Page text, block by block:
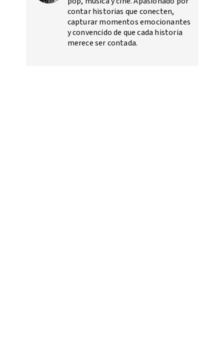
contar historias que conecten,
capturar momentos emocionantes
y convencido de que cada historia
merece ser contada.